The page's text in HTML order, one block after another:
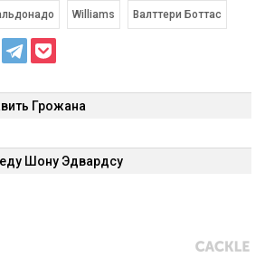
Williams Валттери Боттас
Грожана
Шону Эдвардсу